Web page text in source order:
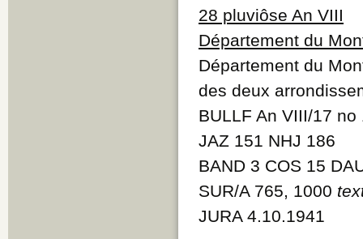
28 pluviôse An VIII
Département du
Département du
des deux
BULLF An VIII/17 no
JAZ 151 NHJ 186
BAND 3 COS 15
SUR/A 765, 1000
JURA 4.10.1941